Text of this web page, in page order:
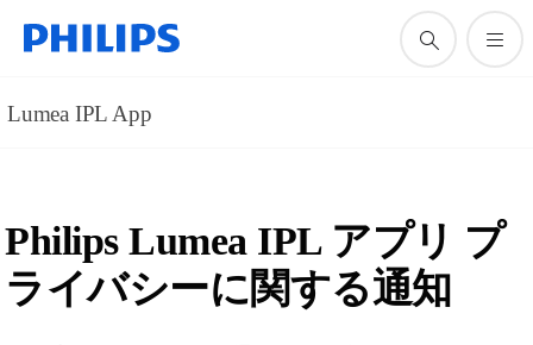
Lumea IPL App
Philips Lumea IPL アプリ プ
ライバシーに関する通知